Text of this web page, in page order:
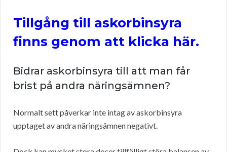
Tillgång till askorbinsyra
finns genom att klicka här.
Bidrar askorbinsyra till att man får
brist på andra näringsämnen?
Normalt sett påverkar inte intag av askorbinsyra
upptaget av andra näringsämnen negativt.